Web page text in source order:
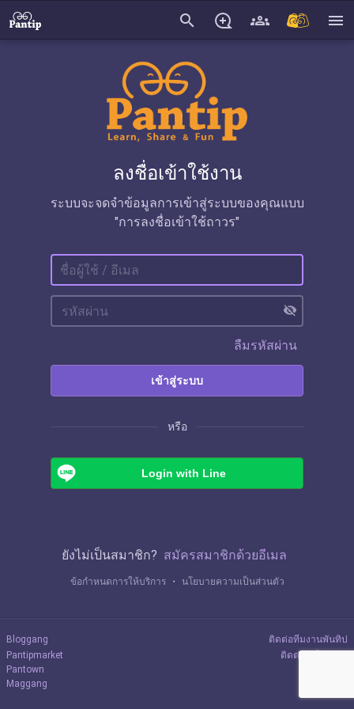
search menu
ลงชื่อเข้าใช้งาน
ระบบจะจดจำข้อมูลการเข้าสู่ระบบของคุณแบบ
"การลงชื่อเข้าใช้ถาวร"
visibility_off
ลืมรหัสผ่าน
เข้าสู่ระบบ
หรือ
Login with Line
ยังไม่เป็นสมาชิก? สมัครสมาชิกด้วยอีเมล
ข้อกำหนดการให้บริการ ・ นโยบายความเป็นส่วนตัว
Bloggang
Pantipmarket
Pantown
Maggang
ติดต่อทีมงานพันทิป
ติดต่อลงโฆษณา